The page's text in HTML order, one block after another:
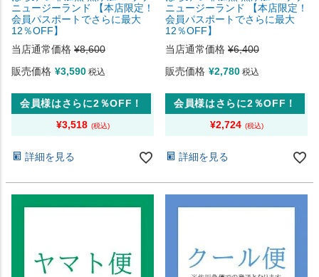
ニュージーランド 【本店限定！
会員パスポートでさらに最大
12％OFF】
当店通常価格 ¥8,600
販売価格 ¥3,590 税込
会員様はさらに2％OFF！
¥3,518
詳細を見る
ニュージーランド 【本店限定！
会員パスポートでさらに最大
12％OFF】
当店通常価格 ¥6,400
販売価格 ¥2,780 税込
会員様はさらに2％OFF！
¥2,724
詳細を見る